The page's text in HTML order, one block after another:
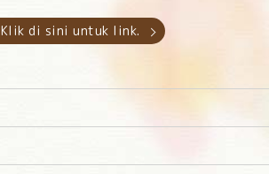
Klik di sini untuk link.